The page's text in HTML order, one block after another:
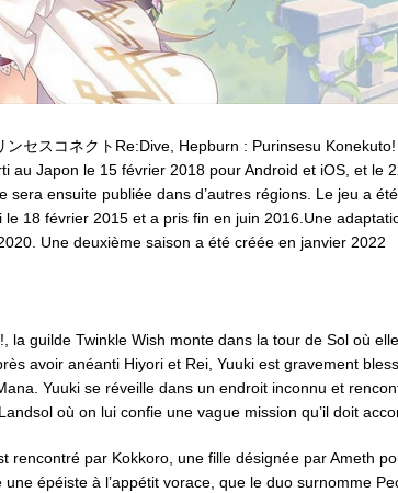
セスコネクトRe:Dive, Hepburn : Purinsesu
au Japon le 15 février 2018 pour Android et iOS, et le
sera ensuite publiée dans d’autres régions. Le jeu a
18 février 2015 et a pris fin en juin 2016.Une
Une deuxième saison a été créée en janvier 2022
la guilde Twinkle Wish monte dans la tour de Sol où
avoir anéanti Hiyori et Rei, Yuuki est gravement
Yuuki se réveille dans un endroit inconnu et
où on lui confie une vague mission qu’il doit
rencontré par Kokkoro, une fille désignée par Ameth
épéiste à l’appétit vorace, que le duo surnomme